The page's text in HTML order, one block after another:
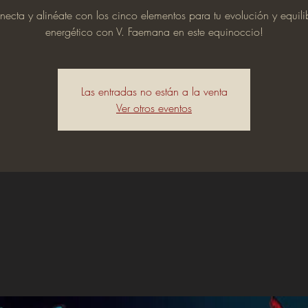
y alinéate con los cinco elementos para tu evolución y
energético con V. Faemana en este equinoccio!
Las entradas no están a la venta
Ver otros eventos